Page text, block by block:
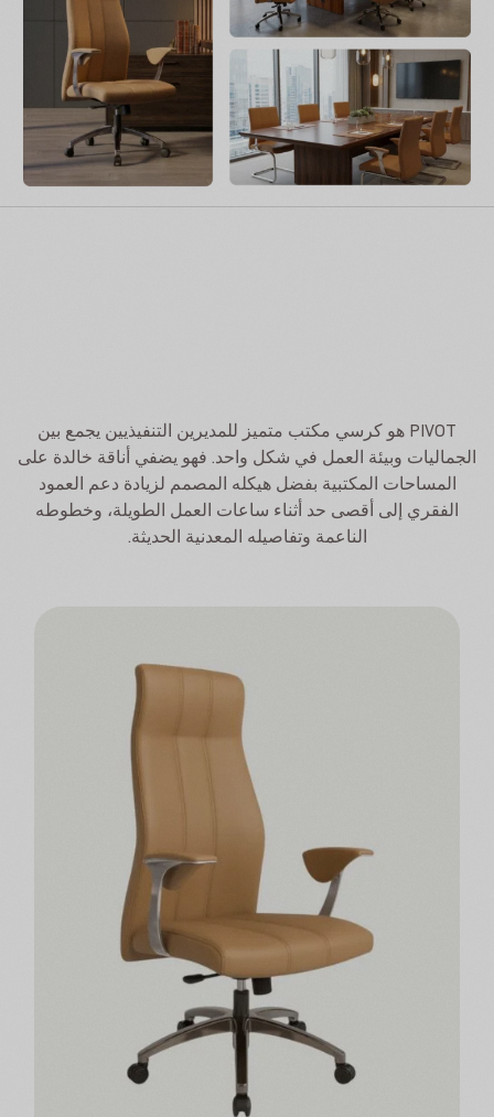
PIVOT هو كرسي مكتب متميز للمديرين التنفيذيين يجمع بين
الجماليات وبيئة العمل في شكل واحد. فهو يضفي أناقة خالدة على
المساحات المكتبية بفضل هيكله المصمم لزيادة دعم العمود
الفقري إلى أقصى حد أثناء ساعات العمل الطويلة، وخطوطه
الناعمة وتفاصيله المعدنية الحديثة.